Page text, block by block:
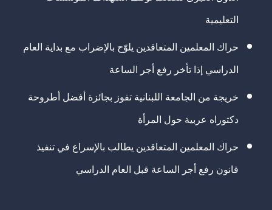
التعليمية
حراك المعلمين المتعاقدين يلوّح بالإضراب مع بداية العام
الدراسي إذا تأخر رفع أجر الساعة
خريجة من الجامعة اللبنانية تفوز بجائزة أفضل أطروحة
دكتوراه عربية حول المرأة
حراك المعلمين المتعاقدين يطالب بالإسراع في تنفيذ
قانون رفع أجر الساعة قبل العام الدراسي